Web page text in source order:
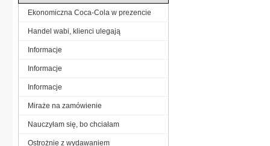
Ekonomiczna Coca-Cola w prezencie
Handel wabi, klienci ulegają
Informacje
Informacje
Informacje
Miraże na zamówienie
Nauczyłam się, bo chciałam
Ostrożnie z wydawaniem